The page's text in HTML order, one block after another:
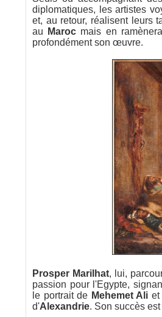
diplomatiques, les artistes
et, au retour, réalisent leurs
au
Maroc mais en
profondément son œuvre.
Prosper Marilhat, lui,
passion pour l'Egypte,
le portrait de Mehemet Ali et
d'Alexandrie. Son succès